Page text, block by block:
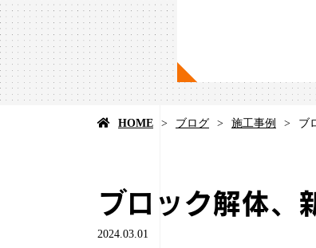
HOME ブログ 施工事例 ブ
ブロック解体、
2024.03.01